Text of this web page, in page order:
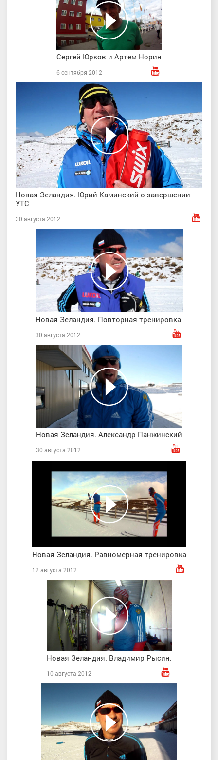
Сергей Юрков и Артем Норин
6 сентября 2012
Новая Зеландия. Юрий Каминский о завершении
УТС
30 августа 2012
Новая Зеландия. Повторная тренировка.
30 августа 2012
Новая Зеландия. Александр Панжинский
30 августа 2012
Новая Зеландия. Равномерная тренировка
12 августа 2012
Новая Зеландия. Владимир Рысин.
10 августа 2012